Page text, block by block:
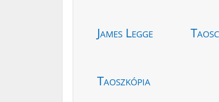
James Legge
Taoszkópia